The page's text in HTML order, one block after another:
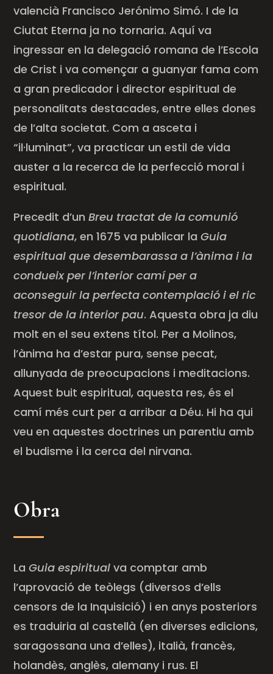
valencià Francisco Jerónimo Simó. I de la
Ciutat Eterna ja no tornaria. Aquí va
ingressar en la delegació romana de l’Escola
de Crist i va començar a guanyar fama com
a gran predicador i director espiritual de
personalitats destacades, entre elles dones
de l’alta societat. Com a asceta i
“il·luminat”, va practicar un estil de vida
auster a la recerca de la perfecció moral i
espiritual.
Precedit d’unBreu tractat de la comunió
quotidiana, en 1675 va publicar laGuia
espiritual que desembarassa a l’ànima i la
condueix per l’interior camí per a
aconseguir la perfecta contemplació i el ric
tresor de la interior pau. Aquesta obra ja diu
molt en el seu extens títol. Per a Molinos,
l’ànima ha d’estar pura, sense pecat,
allunyada de preocupacions i meditacions.
Aquest buit espiritual, aquesta res, és el
camí més curt per a arribar a Déu. Hi ha qui
veu en aquestes doctrines un parentiu amb
el budisme i la cerca del nirvana.
Obra
LaGuia espiritual va comptar amb
l’aprovació de teòlegs (diversos d’ells
censors de la Inquisició) i en anys posteriors
es traduiria al castellà (en diverses edicions,
saragossana una d’elles), italià, francès,
holandès, anglès, alemany i rus. El